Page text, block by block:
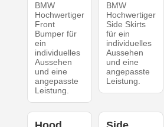
BMW
Hochwertiger
Front
Bumper für
ein
individuelles
Aussehen
und eine
angepasste
Leistung.
BMW
Hochwertiger
Side Skirts
für ein
individuelles
Aussehen
und eine
angepasste
Leistung.